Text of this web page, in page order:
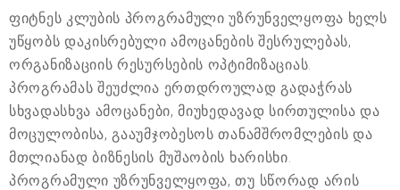
ფიტნეს კლუბის პროგრამული უზრუნველყოფა ხელს
უწყობს დაკისრებული ამოცანების შესრულებას,
ორგანიზაციის რესურსების ოპტიმიზაციას.
პროგრამას შეუძლია ერთდროულად გადაჭრას
სხვადასხვა ამოცანები, მიუხედავად სირთულისა და
მოცულობისა, გააუმჯობესოს თანამშრომლების და
მთლიანად ბიზნესის მუშაობის ხარისხი.
პროგრამული უზრუნველყოფა, თუ სწორად არის